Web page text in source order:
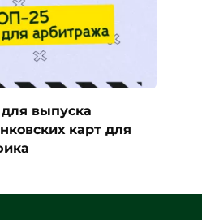
выпуска
карт для